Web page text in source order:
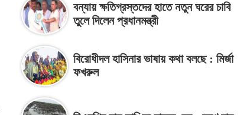
বন্যায় ক্ষতিগ্রস্তদের হাতে নতুন ঘরের চাবি
তুলে দিলেন প্রধানমন্ত্রী
বিরোধীদল হাসিনার ভাষায় কথা বলছে : মির্জা
ফখরুল